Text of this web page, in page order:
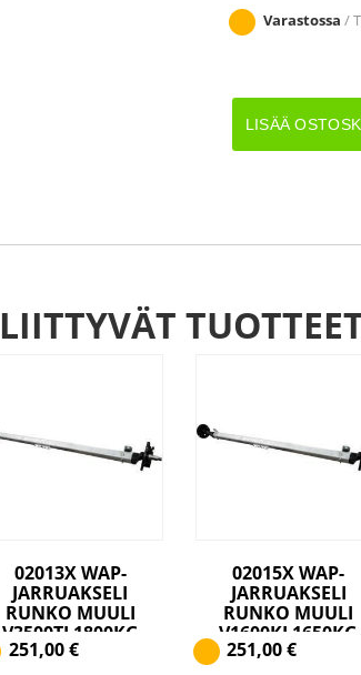
Varastossa /
WAP-
JARRUAKSELI
1800KG
LISÄÄ
LIITTYVÄT
02013X WAP-
JARRUAKSELI
RUNKO MUULI
V3500TJ 1800KG
A1900/2380
251,00€
02015X WAP-
JARRUAKSELI
RUNKO MUULI
V1600KJ 1650KG
A1700/2150
251,00€